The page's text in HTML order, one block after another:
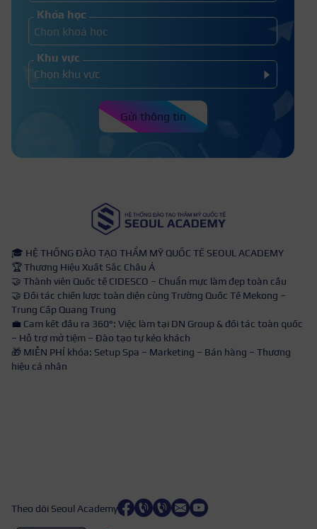
Khóa học
Khu vực
Gửi thông tin
🎓 HỆ THỐNG ĐÀO TẠO THẨM MỸ QUỐC TẾ SEOUL ACADEMY
🏆 Thương Hiệu Xuất Sắc Châu Á
🤝 Thành viên Quốc tế CIDESCO – Chuẩn mực làm đẹp toàn cầu
🤝 Đối tác chiến lược toàn diện cùng Trường Quốc Tế Mekong –
Trung Cấp Quang Trung
💼 Cam kết đầu ra 360°: Việc làm tại DN Group & đối tác toàn quốc
– Hỗ trợ mở tiệm – Đào tạo tự kéo khách
🎁 MIỄN PHÍ khóa: Setup Spa – Marketing – Bán hàng – Thương
hiệu cá nhân
Theo dõi Seoul Academy